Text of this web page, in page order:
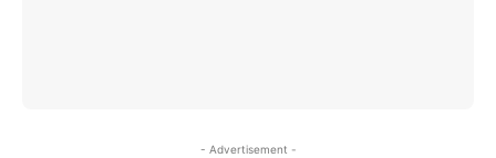
- Advertisement -